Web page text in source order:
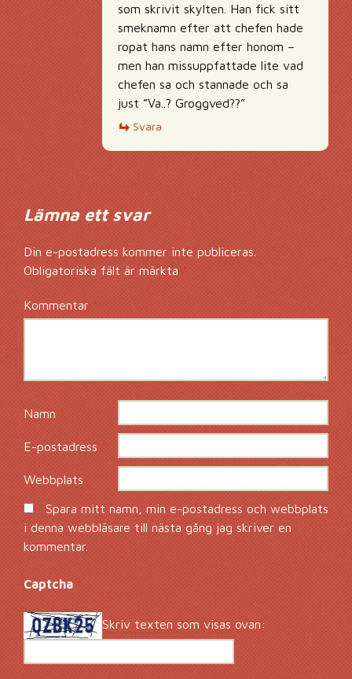
som skrivit skylten. Han fick sitt
smeknamn efter att chefen hade
ropat hans namn efter honom –
men han missuppfattade lite vad
chefen sa och stannade och sa
just ”Va..? Groggved??”
Svara
Lämna ett svar
Din e-postadress kommer inte publiceras.
Obligatoriska fält är märkta*
Kommentar *
Namn *
E-postadress *
Webbplats
Spara mitt namn, min e-postadress och webbplats
i denna webbläsare till nästa gång jag skriver en
kommentar.
Captcha *
Skriv texten som visas ovan: